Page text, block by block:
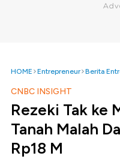
HOME Entrepreneur Berita
CNBC INSIGHT
Rezeki Tak ke
Tanah Malah
Rp18 M